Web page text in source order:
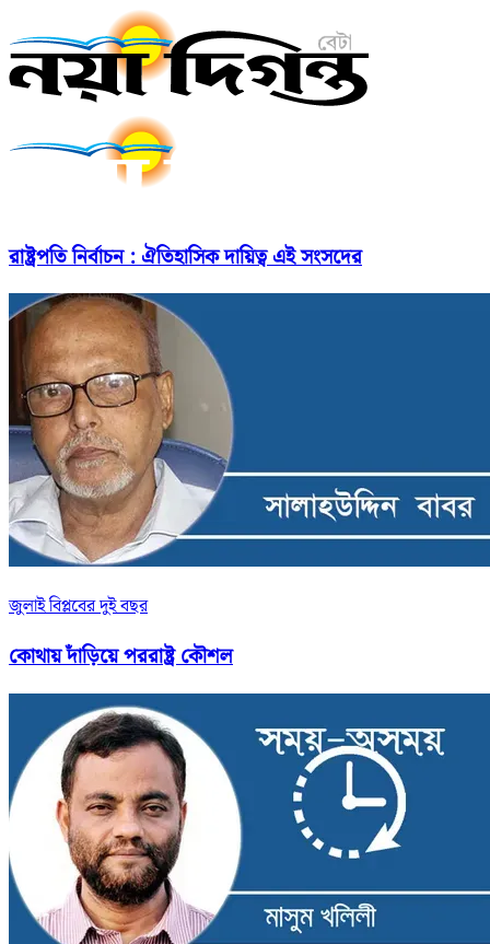
রাষ্ট্রপতি নির্বাচন : ঐতিহাসিক দায়িত্ব এই সংসদের
জুলাই বিপ্লবের দুই বছর
কোথায় দাঁড়িয়ে পররাষ্ট্র কৌশল